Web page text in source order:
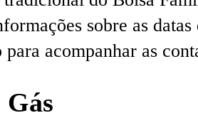
sobre as
para acompanhar as